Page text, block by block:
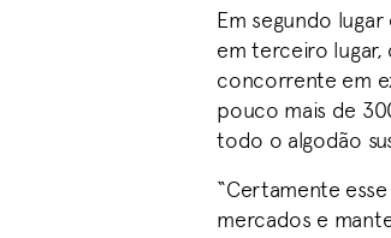
Em segundo
em terceiro lugar,
concorrente em
pouco mais de
todo o algodão
“Certamente
mercados e